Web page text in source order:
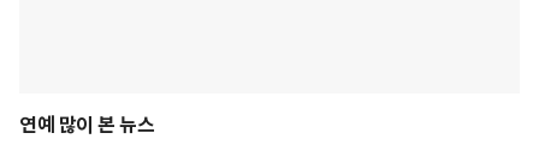
연예 많이 본 뉴스